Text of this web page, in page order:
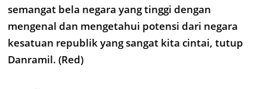
semangat bela negara yang tinggi dengan
mengenal dan mengetahui potensi dari negara
kesatuan republik yang sangat kita cintai, tutup
Danramil. (Red)